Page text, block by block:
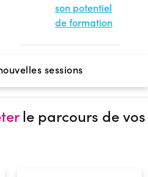
son potentiel
de formation
sessions
le parcours de vos